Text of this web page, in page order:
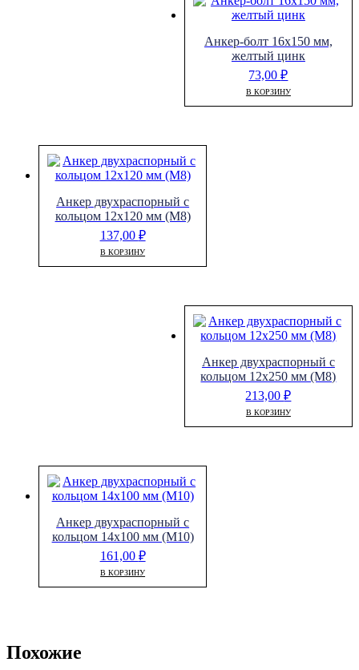
Анкер-болт 16х150 мм,
желтый цинк
73,00₽
В КОРЗИНУ
Анкер двухраспорный с
кольцом 12х120 мм (М8)
137,00 ₽
В КОРЗИНУ
Анкер двухраспорный с
кольцом 12х250 мм (М8)
213,00₽
В КОРЗИНУ
Анкер двухраспорный с
кольцом 14х100 мм (М10)
161,00 ₽
В КОРЗИНУ
Похожие